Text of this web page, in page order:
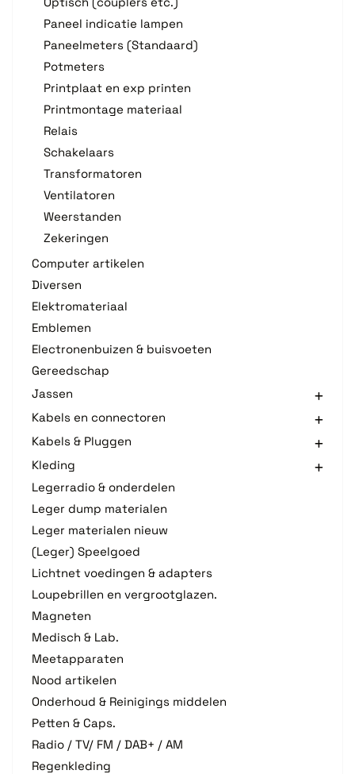
Paneel indicatie lampen
Paneelmeters (Standaard)
Potmeters
Printplaat en exp printen
Printmontage materiaal
Relais
Schakelaars
Transformatoren
Ventilatoren
Weerstanden
Zekeringen
Computer artikelen
Diversen
Elektromateriaal
Emblemen
Electronenbuizen & buisvoeten
Gereedschap
Jassen
Kabels en connectoren
Kabels & Pluggen
Kleding
Legerradio & onderdelen
Leger dump materialen
Leger materialen nieuw
(Leger) Speelgoed
Lichtnet voedingen & adapters
Loupebrillen en vergrootglazen.
Magneten
Medisch & Lab.
Meetapparaten
Nood artikelen
Onderhoud & Reinigings middelen
Petten & Caps.
Radio / TV/ FM / DAB+ / AM
Regenkleding